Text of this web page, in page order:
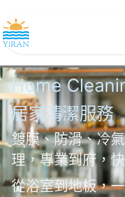
Home
居家清潔服務
鍍膜、防滑、冷
理，專業到府，
從浴室到地板，